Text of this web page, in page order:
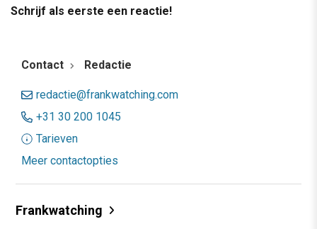
Schrijf als eerste een reactie!
Contact Redactie
redactie@frankwatching.com
+31 30 200 1045
Tarieven
Meer contactopties
Frankwatching